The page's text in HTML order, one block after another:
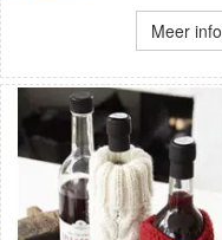
Meer info